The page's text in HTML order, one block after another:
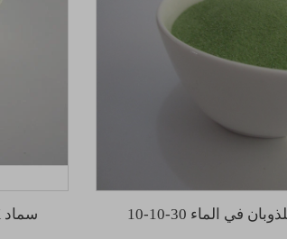
سماد NPK القابل للذوبان في الماء 20-20-20